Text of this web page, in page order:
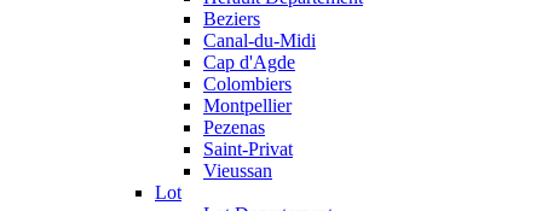
Beziers
Canal-du-Midi
Cap d'Agde
Colombiers
Montpellier
Pezenas
Saint-Privat
Vieussan
Lot